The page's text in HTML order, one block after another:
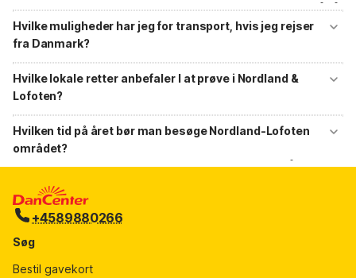
Besøg museer, kør gennem tunnellerne, besøg nationalparker, stå på
ski og tag på vandre- eller fisketure.
Hvilke muligheder har jeg for transport, hvis jeg rejser
fra Danmark?
Rejsende fra Danmark kan komme til Nordland-Lofoten ved at tage
flyet fra Aalborg, København eller Aarhus til Bodo. Rejsen mellem
Bodo og Lofoten kan tages med færge, bus eller bil.
Hvilke lokale retter anbefaler I at prøve i Nordland &
Lofoten?
Tørfisk fra Lofoten, Boknafisk, Møsbrømlefse og Pinnekjøtt er nogle af
de populære retter.
Hvilken tid på året bør man besøge Nordland-Lofoten
området?
Slut maj til midten af juli er et godt tidspunkt at besøge området. Hvis
januar.
+4589880266
Søg
Bestil gavekort